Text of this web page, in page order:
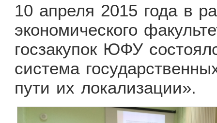
10 апреля 2015 года в
экономического
госзакупок ЮФУ
система
пути их локализации».